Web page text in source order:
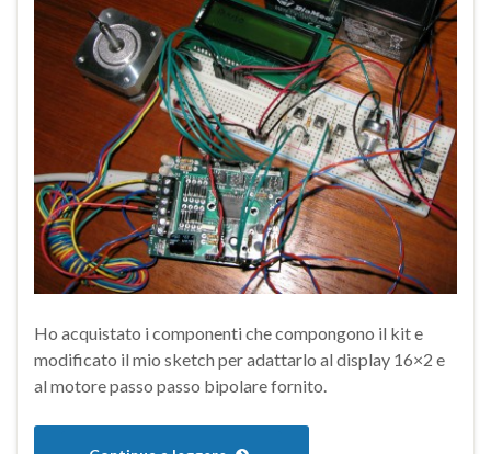
Ho acquistato i componenti che compongono il kit e
modificato il mio sketch per adattarlo al display 16×2 e
al motore passo passo bipolare fornito.